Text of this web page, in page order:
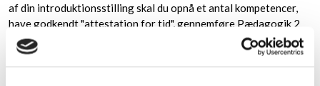
af din introduktionsstilling skal du opnå et antal kompetencer,
have godkendt "attestation for tid", gennemføre Pædagogik 2
kurset, udfylde vurderingsskemaet samt evaluere din
ansættelse.